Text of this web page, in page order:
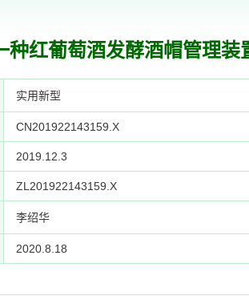
种红葡萄酒发酵酒帽管理装
实用新型
CN201922143159.X
2019.12.3
ZL201922143159.X
李绍华
2020.8.18